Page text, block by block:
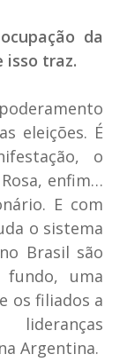
da
isso traz.
eleições. É
o
enfim…
E com
o sistema
Brasil são
fundo, uma
os filiados a
Argentina.